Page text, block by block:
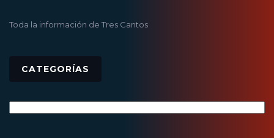
Toda la información de Tres Cantos
CATEGORÍAS